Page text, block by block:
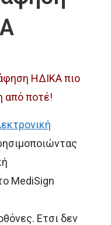
ΗΔΙΚΑ πιο
από ποτέ!
MediSign
Ετσι δεν